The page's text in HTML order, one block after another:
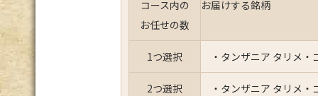
コース内の
お任せの数
お届けする銘柄
1つ選択 ・タンザニア タリメ・
2つ選択
・タンザニア タリメ・